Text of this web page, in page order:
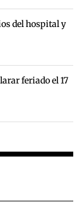
del hospital y
feriado el 17